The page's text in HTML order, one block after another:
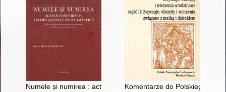
Numele și numirea : actele conferinței internaționale de
Komentarze do Polskiego